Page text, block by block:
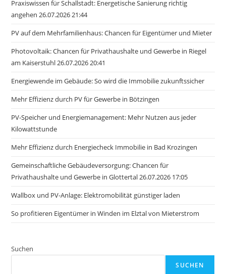
Praxiswissen für Schallstadt: Energetische Sanierung richtig
angehen 26.07.2026 21:44
PV auf dem Mehrfamilienhaus: Chancen für Eigentümer und Mieter
Photovoltaik: Chancen für Privathaushalte und Gewerbe in Riegel
am Kaiserstuhl 26.07.2026 20:41
Energiewende im Gebäude: So wird die Immobilie zukunftssicher
Mehr Effizienz durch PV für Gewerbe in Bötzingen
PV-Speicher und Energiemanagement: Mehr Nutzen aus jeder
Kilowattstunde
Mehr Effizienz durch Energiecheck Immobilie in Bad Krozingen
Gemeinschaftliche Gebäudeversorgung: Chancen für
Privathaushalte und Gewerbe in Glottertal 26.07.2026 17:05
Wallbox und PV-Anlage: Elektromobilität günstiger laden
So profitieren Eigentümer in Winden im Elztal von Mieterstrom
Suchen
SUCHEN